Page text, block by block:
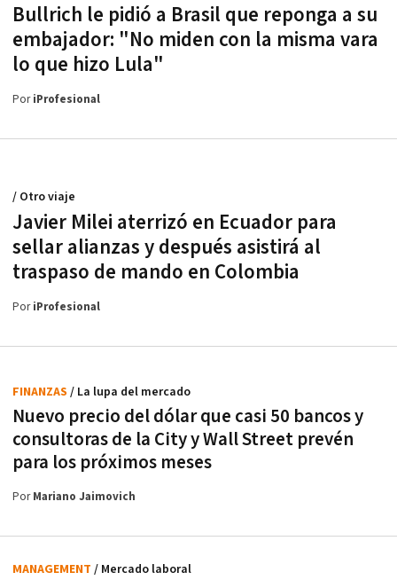
Bullrich le pidió a Brasil que reponga a su
embajador: "No miden con la misma vara
lo que hizo Lula"
PoriProfesional
Javier Milei aterrizó en Ecuador para
sellar alianzas y después asistirá al
traspaso de mando en Colombia
/ Otro viaje
PoriProfesional
Nuevo precio del dólar que casi 50 bancos y
consultoras de la City y Wall Street prevén
para los próximos meses
FINANZAS / La lupa del mercado
PorMariano Jaimovich
MANAGEMENT / Mercado laboral